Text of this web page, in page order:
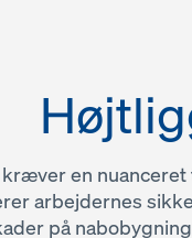
en
arbejdernes
på